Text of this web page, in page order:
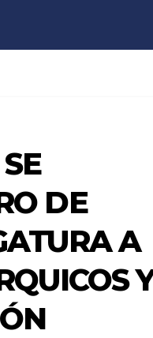
DE
A